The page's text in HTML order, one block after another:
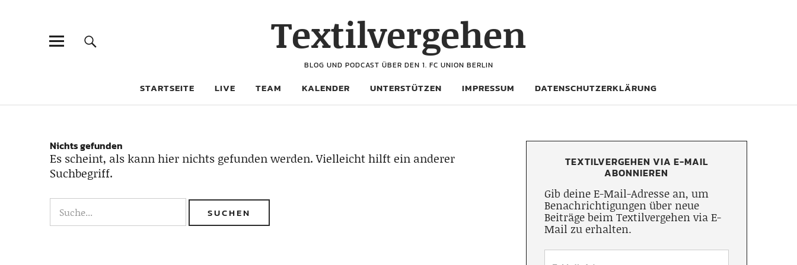
Textilvergehen
BLOG UND PODCAST ÜBER DEN 1. FC UNION BERLIN
STARTSEITE LIVE TEAM KALENDER UNTERSTÜTZEN IMPRESSUM DATENSCHUTZERKLÄRUNG
Nichts gefunden
Es scheint, als kann hier nichts gefunden werden. Vielleicht hilft ein anderer
Suchbegriff.
TEXTILVERGEHEN VIA E-MAIL
ABONNIEREN
Gib deine E-Mail-Adresse an, um
Benachrichtigungen über neue
Beiträge beim Textilvergehen via E-
Mail zu erhalten.